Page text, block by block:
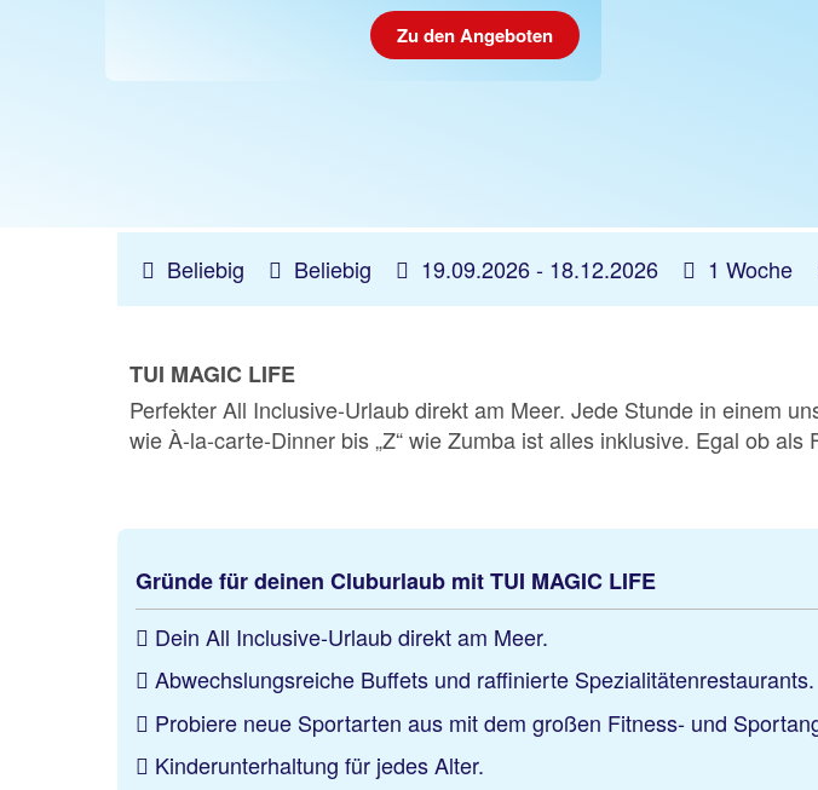
Zu den Angeboten
Beliebig Beliebig 19.09.2026 - 18.12.2026 1 Woche
TUI MAGIC LIFE
Perfekter All Inclusive-Urlaub direkt am Meer. Jede Stunde in einem
wie À-la-carte-Dinner bis „Z“ wie Zumba ist alles inklusive. Egal ob
Gründe für deinen Cluburlaub mit TUI MAGIC LIFE
Dein All Inclusive-Urlaub direkt am Meer.
Abwechslungsreiche Buffets und raffinierte Spezialitätenrestaurants.
Probiere neue Sportarten aus mit dem großen Fitness- und
Kinderunterhaltung für jedes Alter.